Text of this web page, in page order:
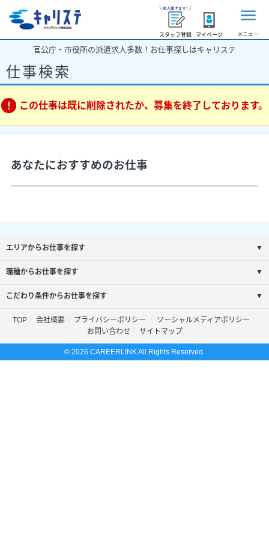
スタッフ登録 マイページ メニュー
官公庁・市役所の派遣求人多数！お仕事探しはキャリステ
仕事検索
この仕事は既に削除されたか、募集を終了しております。
あなたにおすすめのお仕事
エリアからお仕事を探す ▼
職種からお仕事を探す ▼
こだわり条件からお仕事を探す ▼
TOP 会社概要 プライバシーポリシー
ソーシャルメディアポリシー
お問い合わせ
サイトマップ
© 2026 CAREERLINK All Rights Reserved.